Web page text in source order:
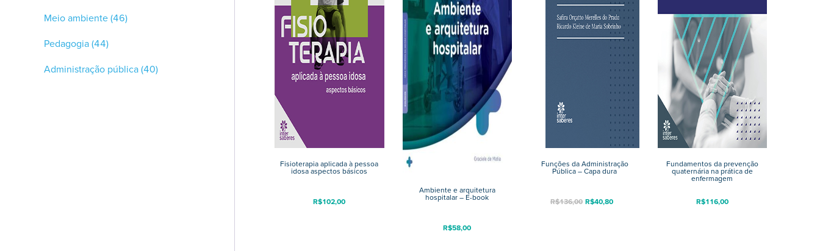
Meio ambiente(46)
Pedagogia(44)
Administração pública(40)
Fisioterapia aplicada à pessoa
idosa aspectos básicos
R$102,00
Ambiente e arquitetura
hospitalar – E-book
R$58,00
Funções da Administração
Pública – Capa dura
R$136,00 R$40,80
Fundamentos da prevenção
quaternária na prática de
enfermagem
R$116,00